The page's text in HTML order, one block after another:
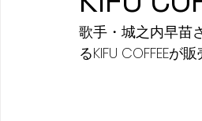
歌手・城之内早苗
るKIFU COFFEEが